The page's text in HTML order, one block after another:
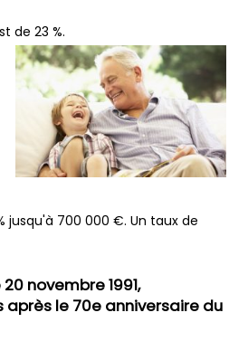
de 23 %.
jusqu'à 700 000 €. Un taux de
novembre 1991,
le 70e anniversaire du